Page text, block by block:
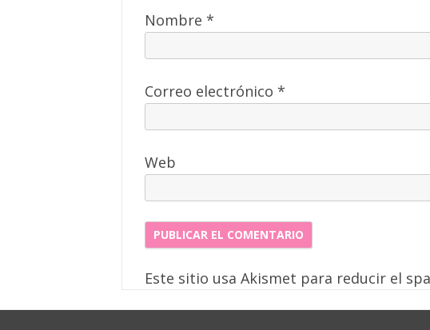
Nombre *
Correo electrónico *
Web
Este sitio usa Akismet para reducir el